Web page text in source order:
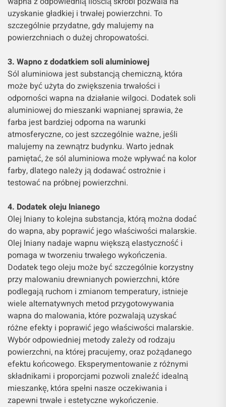
uzyskanie gładkiej i trwałej powierzchni. To
szczególnie przydatne, gdy malujemy na
powierzchniach o dużej chropowatości.
3. Wapno z dodatkiem soli aluminiowej
Sól aluminiowa jest substancją chemiczną, która
może być użyta do zwiększenia trwałości i
odporności wapna na działanie wilgoci. Dodatek soli
aluminiowej do mieszanki wapnianej sprawia, że
farba jest bardziej odporna na warunki
atmosferyczne, co jest szczególnie ważne, jeśli
malujemy na zewnątrz budynku. Warto jednak
pamiętać, że sól aluminiowa może wpływać na kolor
farby, dlatego należy ją dodawać ostrożnie i
testować na próbnej powierzchni.
4. Dodatek oleju lnianego
Olej lniany to kolejna substancja, którą można dodać
do wapna, aby poprawić jego właściwości malarskie.
Olej lniany nadaje wapnu większą elastyczność i
pomaga w tworzeniu trwałego wykończenia.
Dodatek tego oleju może być szczególnie korzystny
przy malowaniu drewnianych powierzchni, które
podlegają ruchom i zmianom temperatury, istnieje
wiele alternatywnych metod przygotowywania
wapna do malowania, które pozwalają uzyskać
różne efekty i poprawić jego właściwości malarskie.
Wybór odpowiedniej metody zależy od rodzaju
powierzchni, na której pracujemy, oraz pożądanego
efektu końcowego. Eksperymentowanie z różnymi
składnikami i proporcjami pozwoli znaleźć idealną
mieszankę, która spełni nasze oczekiwania i
zapewni trwałe i estetyczne wykończenie.